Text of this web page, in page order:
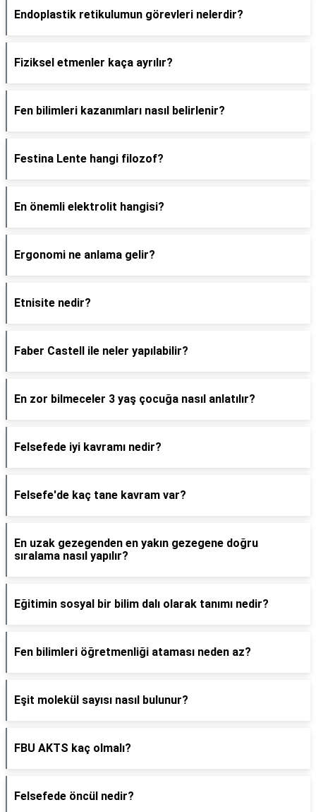
Endoplastik retikulumun görevleri nelerdir?
Fiziksel etmenler kaça ayrılır?
Fen bilimleri kazanımları nasıl belirlenir?
Festina Lente hangi filozof?
En önemli elektrolit hangisi?
Ergonomi ne anlama gelir?
Etnisite nedir?
Faber Castell ile neler yapılabilir?
En zor bilmeceler 3 yaş çocuğa nasıl anlatılır?
Felsefede iyi kavramı nedir?
Felsefe'de kaç tane kavram var?
En uzak gezegenden en yakın gezegene doğru
sıralama nasıl yapılır?
Eğitimin sosyal bir bilim dalı olarak tanımı nedir?
Fen bilimleri öğretmenliği ataması neden az?
Eşit molekül sayısı nasıl bulunur?
FBU AKTS kaç olmalı?
Felsefede öncül nedir?